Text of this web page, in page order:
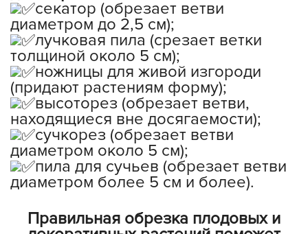
секатор (обрезает ветви
диаметром до 2,5 см);
лучковая пила (срезает ветки
толщиной около 5 см);
ножницы для живой изгороди
(придают растениям форму);
высоторез (обрезает ветви,
находящиеся вне досягаемости);
сучкорез (обрезает ветви
диаметром около 5 см);
пила для сучьев (обрезает ветви
диаметром более 5 см и более).
Правильная обрезка плодовых и